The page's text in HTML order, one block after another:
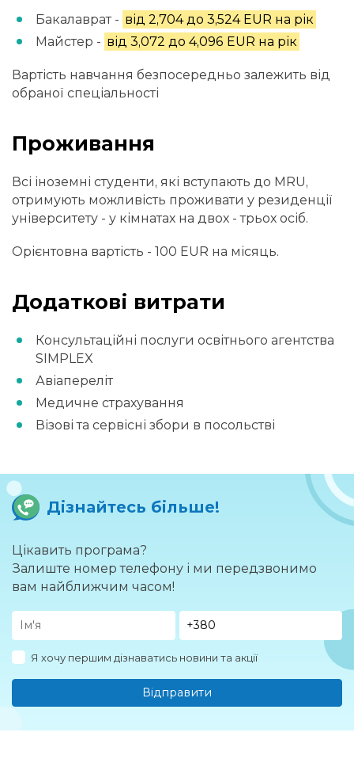
Бакалаврат - від 2,704 до 3,524 EUR на рік
Майстер - від 3,072 до 4,096 EUR на рік
Вартість навчання безпосередньо залежить від
обраної спеціальності
Проживання
Всі іноземні студенти, які вступають до MRU,
отримують можливість проживати у резиденції
університету - у кімнатах на двох - трьох осіб.
Орієнтовна вартість - 100 EUR на місяць.
Додаткові витрати
Консультаційні послуги освітнього агентства
SIMPLEX
Авіапереліт
Медичне страхування
Візові та сервісні збори в посольстві
Дізнайтесь більше!
Цікавить програма?
Залиште номер телефону і ми передзвонимо
вам найближчим часом!
Я хочу першим дізнаватись новини та акції
Відправити